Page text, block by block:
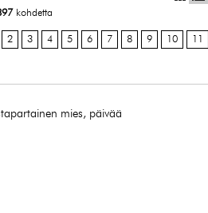
kohdetta
2 3 4 5 6 7 8 9 10 11
mies, päivää